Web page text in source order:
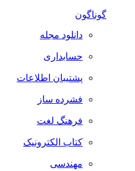
گوناگون
دانلود مجله
حسابداری
پشتیبان اطلاعات
فشرده ساز
فرهنگ لغت
کتاب الکترونیک
مهندسی